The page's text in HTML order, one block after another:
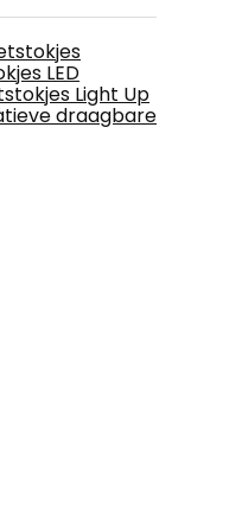
LED
Light Up
draagbare